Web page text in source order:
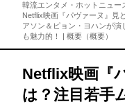
韓流エンタメ・ホットニュー
Netflix映画『パヴァーヌ』見
アソン＆ピョン・ヨハンが
も魅力的！ | 概要（概要）
Netflix映画『
は？注目若手